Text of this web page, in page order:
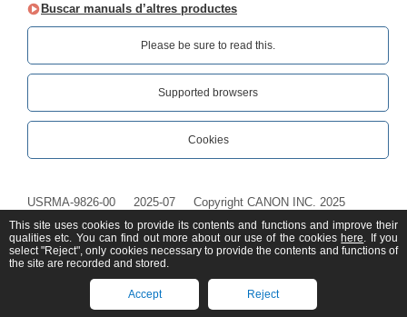
Buscar manuals d’altres productes
Please be sure to read this.‎
Supported browsers
Cookies
USRMA-9826-00 2025-07 Copyright CANON INC. 2025
This site uses cookies to provide its contents and functions and improve their
qualities etc. You can find out more about our use of the cookies here. If you
select "Reject", only cookies necessary to provide the contents and functions of
the site are recorded and stored.
Accept Reject